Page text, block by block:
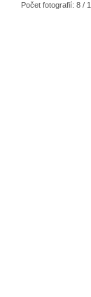
Počet fotografií: 8 / 1